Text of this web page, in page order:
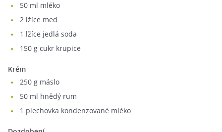
50 ml mléko
2 lžíce med
1 lžíce jedlá soda
150 g cukr krupice
Krém
250 g máslo
50 ml hnědý rum
1 plechovka kondenzované mléko